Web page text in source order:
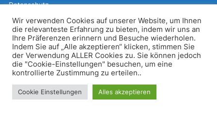
Datenschutz
Inspiro WordPress Theme von WPZOOM
Wir verwenden Cookies auf unserer Website, um Ihnen
die relevanteste Erfahrung zu bieten, indem wir uns an
Ihre Präferenzen erinnern und Besuche wiederholen.
Indem Sie auf „Alle akzeptieren“ klicken, stimmen Sie
der Verwendung ALLER Cookies zu. Sie können jedoch
die "Cookie-Einstellungen" besuchen, um eine
kontrollierte Zustimmung zu erteilen..
Cookie Einstellungen Alles akzeptieren